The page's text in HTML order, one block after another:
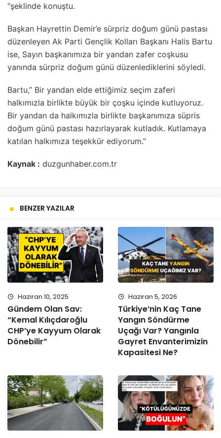
“şeklinde konuştu.
Başkan Hayrettin Demir’e sürpriz doğum günü pastası
düzenleyen Ak Parti Gençlik Kolları Başkanı Halis Bartu
ise, Sayın başkanımıza bir yandan zafer coşkusu
yanında sürpriz doğum günü düzenlediklerini söyledi.
Bartu,” Bir yandan elde ettiğimiz seçim zaferi
halkımızla birlikte büyük bir çoşku içinde kutluyoruz.
Bir yandan da halkımızla birlikte başkanımıza süpris
doğum günü pastası hazırlayarak kutladık. Kutlamaya
katılan halkımıza teşekkür ediyorum.”
Kaynak : duzgunhaber.com.tr
BENZER YAZILAR
Haziran 10, 2025
Gündem Olan Sav:
“Kemal Kılıçdaroğlu
CHP’ye Kayyum Olarak
Dönebilir”
Haziran 5, 2026
Türkiye’nin Kaç Tane
Yangın Söndürme
Uçağı Var? Yangınla
Gayret Envanterimizin
Kapasitesi Ne?